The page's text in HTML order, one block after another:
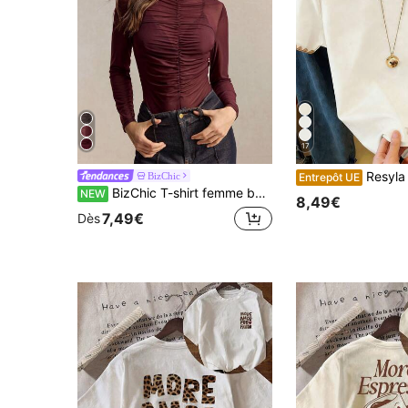
BizChic
NEW BizChic T-shirt femme bordeaux, encolure droite, froncé élastique, basique polyvalent, style français élégant et sexy, amincissant, pour bureau, trajets, travail, sorties sociales, vacances, tenue formelle, Halloween, fêtes, remise des diplômes, urbain, décontracté quotidien, rendez-vous, anniversaire, fête, rassemblement, style campagnard, minimaliste, Y2K, street style
Dès7,49€
17
Entrepôt UE Resyla T-shirt de sport décontracté pour femmes, nouveau
8,49€